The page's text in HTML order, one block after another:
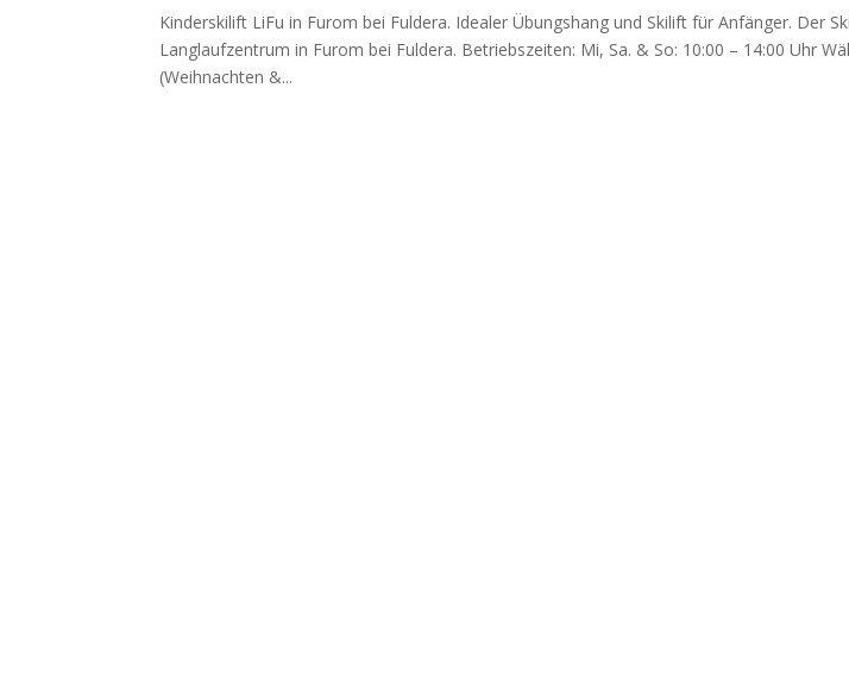
Kinderskilift LiFu in Furom bei Fuldera. Idealer Übungshang und Skilift für Anfänger. Der
Langlaufzentrum in Furom bei Fuldera. Betriebszeiten: Mi, Sa. & So: 10:00 – 14:00 Uhr
(Weihnachten &...